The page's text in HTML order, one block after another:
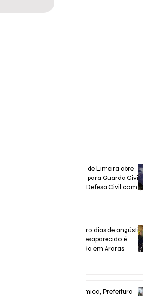
Concurso de Limeira abre
inscrições para Guarda Civil,
Trânsito e Defesa Civil com
Após quatro dias de
homem desaparecido é
encontrado em Araras
Após polêmica, Prefeitura